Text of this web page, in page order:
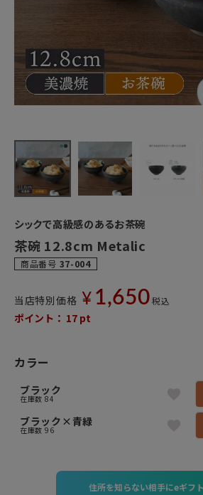
シックで高級感のあるお茶碗
茶碗 12.8cm Metalic
商品番号 37-004
当店特別価格 ¥ 1,650 税込
ポイント： 17 pt
カラー
ブラック
在庫数 84
ブラック×青緑
在庫数 96
住所を知らない相手にeギフ